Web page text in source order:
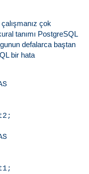
çok
tanımı PostgreSQL
defalarca baştan
bir hata